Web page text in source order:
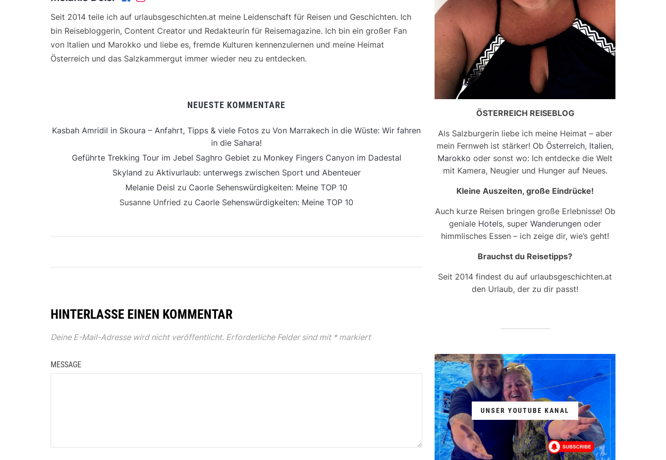
Seit 2014 teile ich auf urlaubsgeschichten.at meine Leidenschaft für Reisen und Geschichten. Ich
bin Reisebloggerin, Content Creator und Redakteurin für Reisemagazine. Ich bin ein großer Fan
von Italien und Marokko und liebe es, fremde Kulturen kennenzulernen und meine Heimat
Österreich und das Salzkammergut immer wieder neu zu entdecken.
NEUESTE KOMMENTARE
Kasbah Amridil in Skoura – Anfahrt, Tipps & viele Fotos zu Von Marrakech in die Wüste: Wir fahren
in die Sahara!
Geführte Trekking Tour im Jebel Saghro Gebiet zu Monkey Fingers Canyon im Dadestal
Skyland zu Aktivurlaub: unterwegs zwischen Sport und Abenteuer
Melanie Deisl zu Caorle Sehenswürdigkeiten: Meine TOP 10
Susanne Unfried zu Caorle Sehenswürdigkeiten: Meine TOP 10
HINTERLASSE EINEN KOMMENTAR
Deine E-Mail-Adresse wird nicht veröffentlicht. Erforderliche Felder sind mit *markiert
MESSAGE
ÖSTERREICH REISEBLOG
Als Salzburgerin liebe ich meine Heimat – aber
mein Fernweh ist stärker! Ob Österreich, Italien,
Marokko oder sonst wo: Ich entdecke die Welt
mit Kamera, Neugier und Hunger auf Neues.
Kleine Auszeiten, große Eindrücke!
Auch kurze Reisen bringen große Erlebnisse! Ob
geniale Hotels, super Wanderungen oder
himmlisches Essen – ich zeige dir, wie’s geht!
Brauchst du Reisetipps?
Seit 2014 findest du auf urlaubsgeschichten.at
den Urlaub, der zu dir passt!
UNSER YOUTUBE KANAL